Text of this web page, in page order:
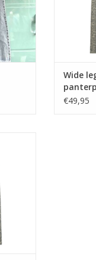
Wide
€49,95